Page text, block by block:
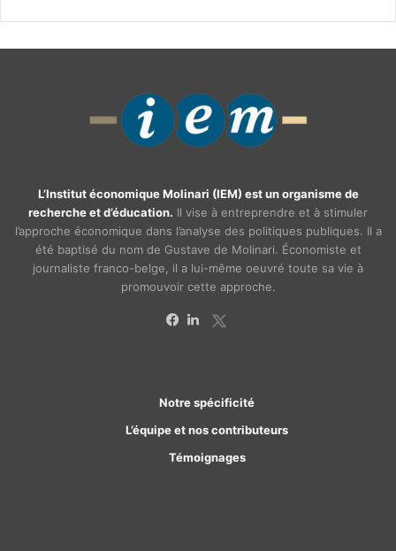
L’Institut économique Molinari (IEM) est un organisme de
recherche et d’éducation. Il vise à entreprendre et à stimuler
l’approche économique dans l’analyse des politiques publiques. Il a
été baptisé du nom de Gustave de Molinari. Économiste et
journaliste franco-belge, il a lui-même oeuvré toute sa vie à
promouvoir cette approche.
Notre spécificité
L’équipe et nos contributeurs
Témoignages